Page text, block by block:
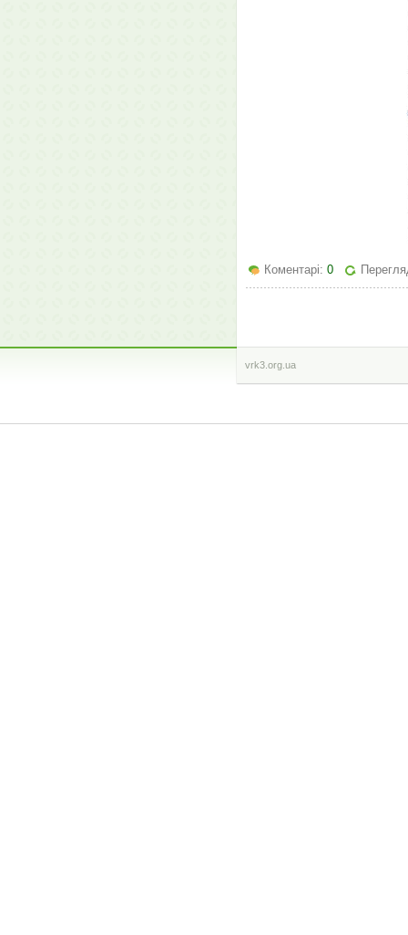
Коментарі: 0
vrk3.org.ua